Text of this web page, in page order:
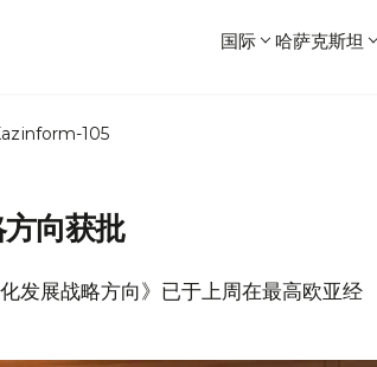
国际 哈萨克斯坦
105
向获批
发展战略方向》已于上周在最高欧亚经